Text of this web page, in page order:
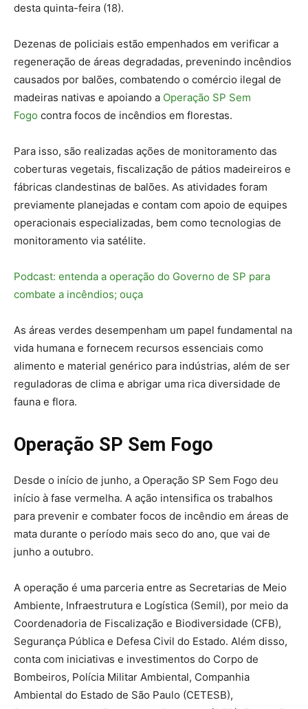
desta quinta-feira (18).
Dezenas de policiais estão empenhados em verificar a
regeneração de áreas degradadas, prevenindo incêndios
causados por balões, combatendo o comércio ilegal de
madeiras nativas e apoiando a Operação SP Sem
Fogo contra focos de incêndios em florestas.
Para isso, são realizadas ações de monitoramento das
coberturas vegetais, fiscalização de pátios madeireiros e
fábricas clandestinas de balões. As atividades foram
previamente planejadas e contam com apoio de equipes
operacionais especializadas, bem como tecnologias de
monitoramento via satélite.
Podcast: entenda a operação do Governo de SP para
combate a incêndios; ouça
As áreas verdes desempenham um papel fundamental na
vida humana e fornecem recursos essenciais como
alimento e material genérico para indústrias, além de ser
reguladoras de clima e abrigar uma rica diversidade de
fauna e flora.
Operação SP Sem Fogo
Desde o início de junho, a Operação SP Sem Fogo deu
início à fase vermelha. A ação intensifica os trabalhos
para prevenir e combater focos de incêndio em áreas de
mata durante o período mais seco do ano, que vai de
junho a outubro.
A operação é uma parceria entre as Secretarias de Meio
Ambiente, Infraestrutura e Logística (Semil), por meio da
Coordenadoria de Fiscalização e Biodiversidade (CFB),
Segurança Pública e Defesa Civil do Estado. Além disso,
conta com iniciativas e investimentos do Corpo de
Bombeiros, Polícia Militar Ambiental, Companhia
Ambiental do Estado de São Paulo (CETESB),